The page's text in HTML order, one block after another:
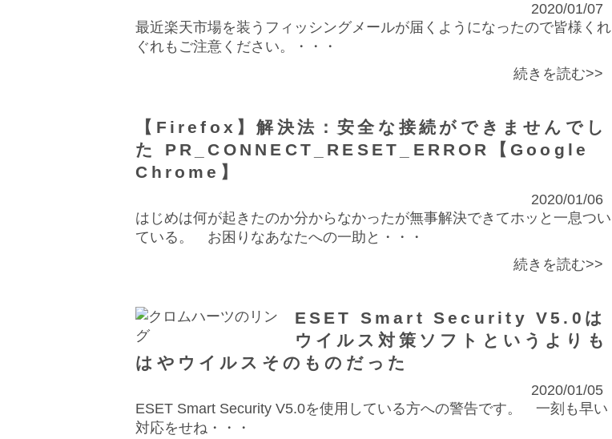
2020/01/07
最近楽天市場を装うフィッシングメールが届くようになったので皆様くれ
ぐれもご注意ください。・・・
続きを読む>>
【Firefox】解決法：安全な接続ができませんでし
た PR_CONNECT_RESET_ERROR【Google
Chrome】
2020/01/06
はじめは何が起きたのか分からなかったが無事解決できてホッと一息つい
ている。 お困りなあなたへの一助と・・・
続きを読む>>
ESET Smart Security V5.0は
ウイルス対策ソフトというよりも
はやウイルスそのものだった
2020/01/05
ESET Smart Security V5.0を使用している方への警告です。 一刻も早い
対応をせね・・・